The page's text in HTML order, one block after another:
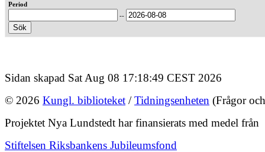
Period
--
Sidan skapad Sat Aug 08 17:18:49 CEST 2026
© 2026 Kungl. biblioteket /Tidningsenheten (Frågor
Projektet Nya Lundstedt har finansierats med medel från
Stiftelsen Riksbankens Jubileumsfond